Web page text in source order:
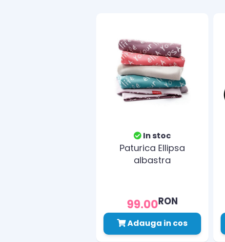
In stoc
Paturica Ellipsa
albastra
99.00RON
Adauga in cos